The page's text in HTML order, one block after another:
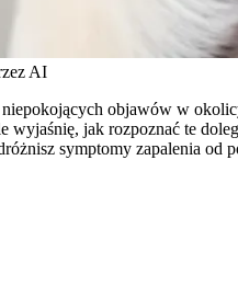
AI
objawów w
wyjaśnię, jak rozpoznać te
symptomy zapalenia od